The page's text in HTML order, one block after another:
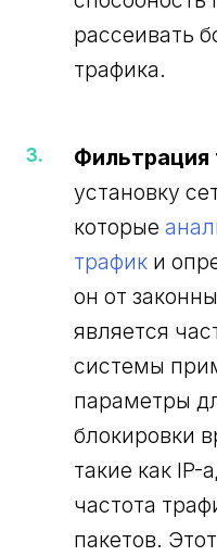
рассеивать
трафика.
Фильтрация
установку
которые
трафики
он от
является
системы
параметры
блокировки
такие как IP-
частота
пакетов.